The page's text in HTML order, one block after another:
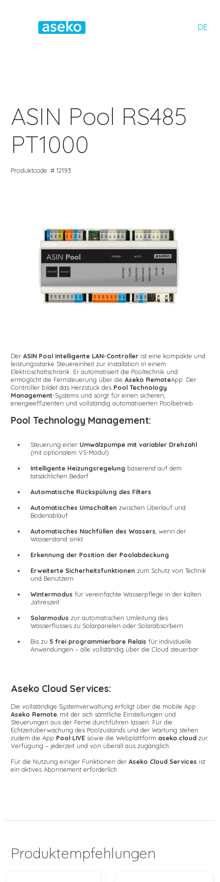
DE
ASIN Pool RS485
PT1000
Produktcode: # 12193
DerASIN Pool Intelligente LAN-Controller ist eine kompakte und
leistungsstarke Steuereinheit zur Installation in einem
Elektroschaltschrank. Er automatisiert die Pooltechnik und
ermöglicht die Fernsteuerung über dieAseko RemoteApp. Der
Controller bildet das Herzstück des Pool Technology
Management-Systems und sorgt für einen sicheren,
energieeffizienten und vollständig automatisierten Poolbetrieb.
Pool Technology Management:
Steuerung einer Umwälzpumpe mit variabler Drehzahl
(mit optionalem VS-Modul)
Intelligente Heizungsregelung basierend auf dem
tatsächlichen Bedarf
Automatische Rückspülung des Filters
Automatisches Umschalten zwischen Überlauf und
Bodenablauf
Automatisches Nachfüllen des Wassers , wenn der
Wasserstand sinkt
Erkennung der Position der Poolabdeckung
Erweiterte Sicherheitsfunktionen zum Schutz von Technik
und Benutzern
Wintermodus für vereinfachte Wasserpflege in der kalten
Jahreszeit
Solarmodus zur automatischen Umleitung des
Wasserflusses zu Solarpanelen oder Solarabsorbern
Bis zu5 frei programmierbare Relais für individuelle
Anwendungen – alle vollständig über die Cloud steuerbar
Aseko Cloud Services:
Die vollständige Systemverwaltung erfolgt über die mobile App
Aseko Remote , mit der sich sämtliche Einstellungen und
Steuerungen aus der Ferne durchführen lassen. Für die
Echtzeitüberwachung des Poolzustands und der Wartung stehen
zudem die App Pool LIVE sowie die Webplattform aseko.cloud zur
Verfügung – jederzeit und von überall aus zugänglich.
Für die Nutzung einiger Funktionen derAseko Cloud Services ist
ein aktives Abonnement erforderlich.
Produktempfehlungen